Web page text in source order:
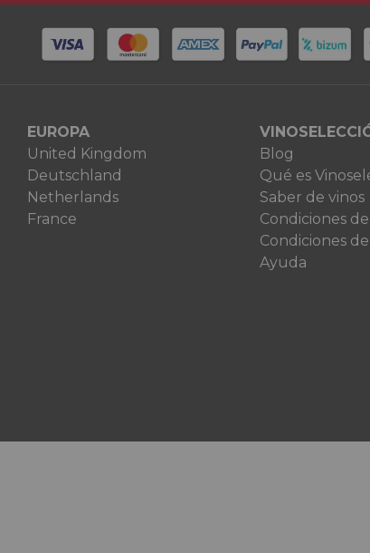
EUROPA
United Kingdom
Deutschland
Netherlands
France
Blog
Qué es
Saber de vinos
Condiciones
Condiciones
Ayuda